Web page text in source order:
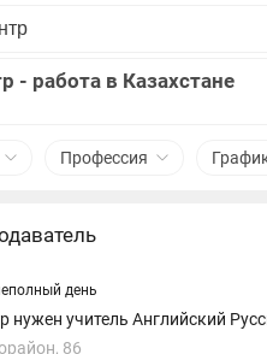
- работа в Казахстане
Профессия
день
нужен учитель Английский
86